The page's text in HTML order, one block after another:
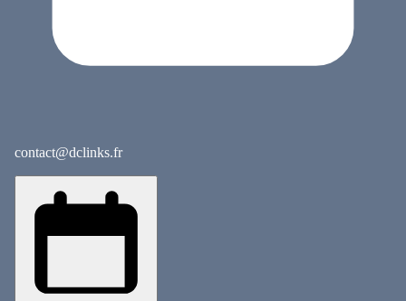
contact@dclinks.fr